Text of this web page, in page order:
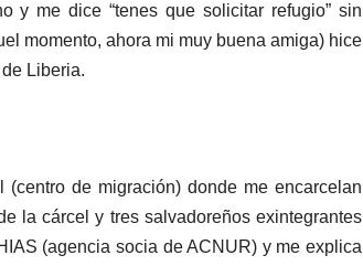
y me dice “tenes que solicitar refugio” sin
momento, ahora mi muy buena amiga) hice
Liberia.
de migración) donde me encarcelan
la cárcel y tres salvadoreños exintegrantes
(agencia socia de ACNUR) y me explica